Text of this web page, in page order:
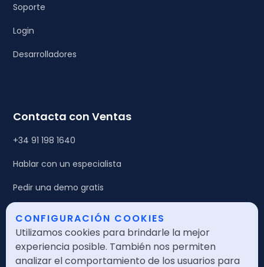
Soporte
Login
Desarrolladores
Contacta con Ventas
+34 91 198 1640
Hablar con un especialista
Pedir una demo gratis
Legales
Política de calidad
CONFIGURACIÓN COOKIES
Utilizamos cookies para brindarle la mejor
experiencia posible. También nos permiten
analizar el comportamiento de los usuarios para